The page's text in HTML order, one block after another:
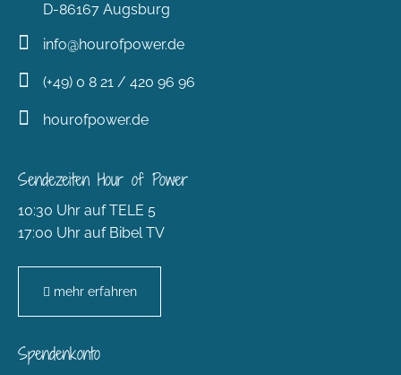
D-86167 Augsburg
info@hourofpower.de
(+49) 0 8 21 / 420 96 96
hourofpower.de
Sendezeiten Hour of Power
10:30 Uhr auf TELE 5
17:00 Uhr auf Bibel TV
mehr erfahren
Spendenkonto